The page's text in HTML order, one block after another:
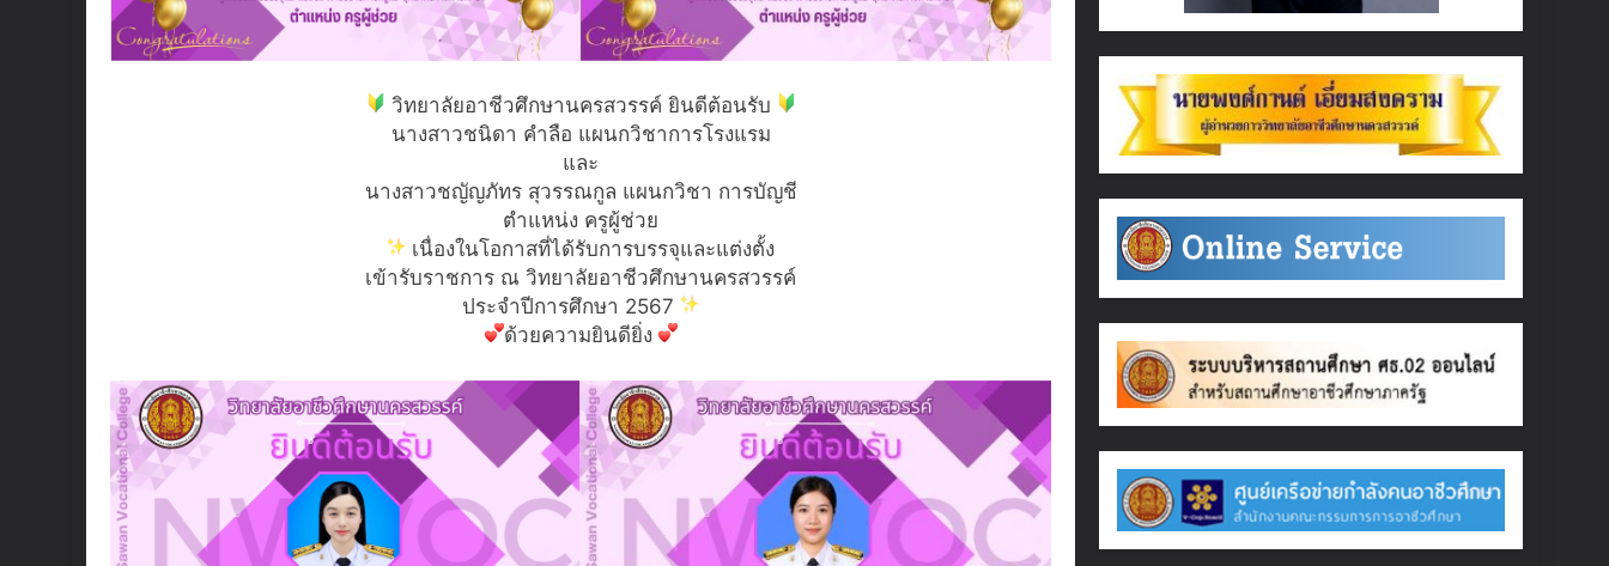
วิทยาลัยอาชีวศึกษานครสวรรค์ ยินดีต้อนรับ
นางสาวชนิดา คำลือ แผนกวิชาการโรงแรม
และ
นางสาวชญัญภัทร สุวรรณกูล แผนกวิชา การบัญชี
ตำแหน่ง ครูผู้ช่วย
เนื่องในโอกาสที่ได้รับการบรรจุและแต่งตั้ง
เข้ารับราชการ ณ วิทยาลัยอาชีวศึกษานครสวรรค์
ประจำปีการศึกษา 2567
ด้วยความยินดียิ่ง